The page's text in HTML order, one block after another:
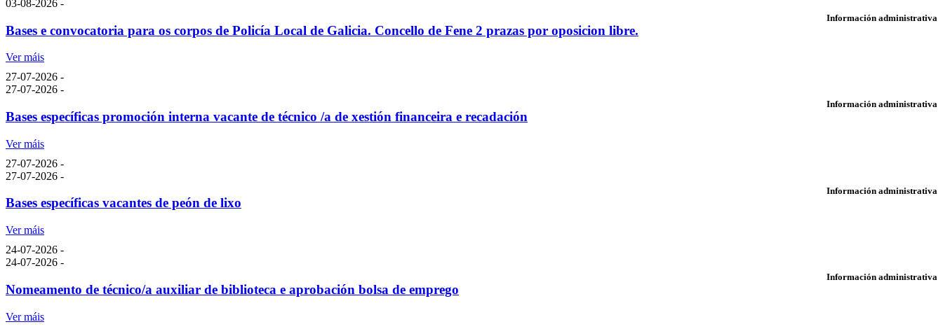
03-08-2026 -
Información administrativa
Bases e convocatoria para os corpos de Policía Local de Galicia. Concello de Fene 2 prazas por oposicion libre.
Ver máis
27-07-2026 -
27-07-2026 -
Información administrativa
Bases específicas promoción interna vacante de técnico /a de xestión financeira e recadación
Ver máis
27-07-2026 -
27-07-2026 -
Información administrativa
Bases específicas vacantes de peón de lixo
Ver máis
24-07-2026 -
24-07-2026 -
Información administrativa
Nomeamento de técnico/a auxiliar de biblioteca e aprobación bolsa de emprego
Ver máis